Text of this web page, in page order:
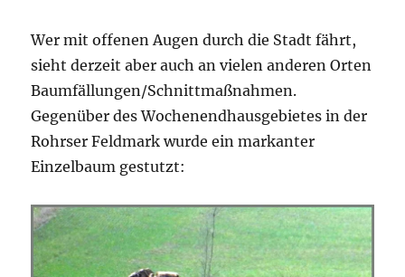
Wer mit offenen Augen durch die Stadt fährt,
sieht derzeit aber auch an vielen anderen Orten
Baumfällungen/Schnittmaßnahmen.
Gegenüber des Wochenendhausgebietes in der
Rohrser Feldmark wurde ein markanter
Einzelbaum gestutzt: